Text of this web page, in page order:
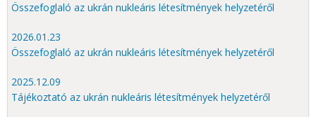
Összefoglaló az ukrán nukleáris létesítmények helyzetéről
2026.01.23
Összefoglaló az ukrán nukleáris létesítmények helyzetéről
2025.12.09
Tájékoztató az ukrán nukleáris létesítmények helyzetéről